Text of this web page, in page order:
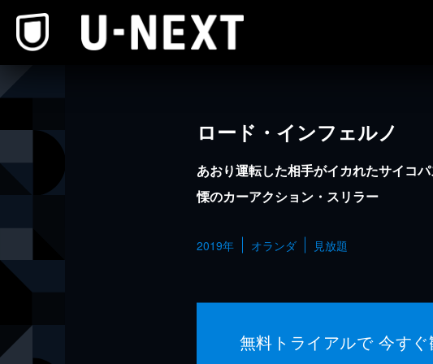
ロード・インフェルノ
あおり運転した相手がイカれたサイコ
慄のカーアクション・スリラー
2019年 オランダ 見放題
無料トライアルで 今すぐ